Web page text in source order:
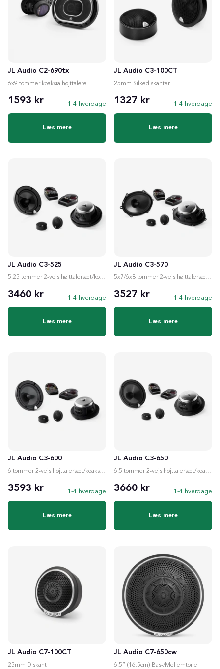
JL Audio C2-690tx
6x9 tommer koaksialhøjttalere
1593 kr 1-4 hverdage
Læs mere
JL Audio C3-100CT
25mm Silkediskanter
1327 kr 1-4 hverdage
Læs mere
JL Audio C3-525
5.25 tommer 2-vejs højttalersæt/koaksialhøjttalere
3460 kr 1-4 hverdage
Læs mere
JL Audio C3-570
5x7/6x8 tommer 2-vejs højttalersæt/koaksialhøjttalere
3527 kr 1-4 hverdage
Læs mere
JL Audio C3-600
6 tommer 2-vejs højttalersæt/koaksialhøjttalere
3593 kr 1-4 hverdage
Læs mere
JL Audio C3-650
6.5 tommer 2-vejs højttalersæt/koaksialhøjttalere
3660 kr 1-4 hverdage
Læs mere
JL Audio C7-100CT
25mm Diskant
JL Audio C7-650cw
6.5” (16.5cm) Bas-/Mellemtone